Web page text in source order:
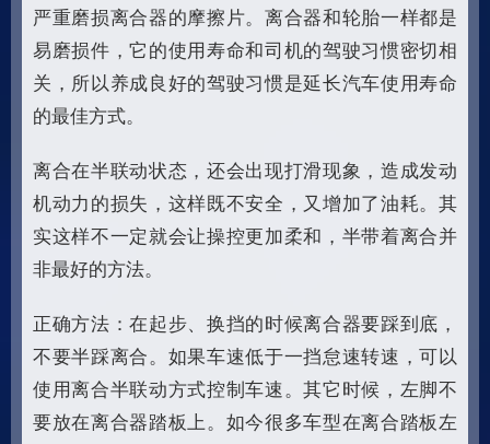
严重磨损离合器的摩擦片。离合器和轮胎一样都是
易磨损件，它的使用寿命和司机的驾驶习惯密切相
关，所以养成良好的驾驶习惯是延长汽车使用寿命
的最佳方式。
离合在半联动状态，还会出现打滑现象，造成发动
机动力的损失，这样既不安全，又增加了油耗。其
实这样不一定就会让操控更加柔和，半带着离合并
非最好的方法。
正确方法：在起步、换挡的时候离合器要踩到底，
不要半踩离合。如果车速低于一挡怠速转速，可以
使用离合半联动方式控制车速。其它时候，左脚不
要放在离合器踏板上。如今很多车型在离合踏板左